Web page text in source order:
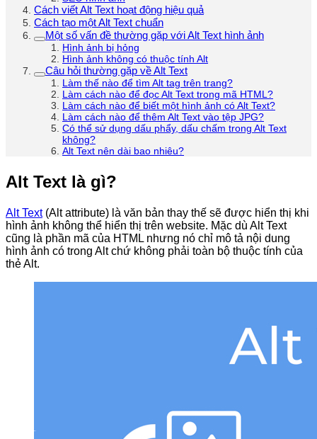
Cách viết Alt Text hoạt động hiệu quả
Cách tạo một Alt Text chuẩn
Một số vấn đề thường gặp với Alt Text hình ảnh
Hình ảnh bị hỏng
Hình ảnh không có thuộc tính Alt
Câu hỏi thường gặp về Alt Text
Làm thế nào để tìm Alt tag trên trang?
Làm cách nào để đọc Alt Text trong mã HTML?
Làm cách nào để biết một hình ảnh có Alt Text?
Làm cách nào để thêm Alt Text vào tệp JPG?
Có thể sử dụng dấu phẩy, dấu chấm trong Alt Text
không?
Alt Text nên dài bao nhiêu?
Alt Text là gì?
Alt Text(Alt attribute) là văn bản thay thế sẽ được hiển thị khi
hình ảnh không thể hiển thị trên website. Mặc dù Alt Text
cũng là phần mã của HTML nhưng nó chỉ mô tả nội dung
hình ảnh có trong Alt chứ không phải toàn bộ thuộc tính của
thẻ Alt.